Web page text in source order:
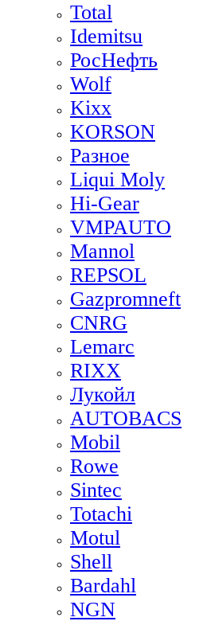
Total
Idemitsu
РосНефть
Wolf
Kixx
KORSON
Разное
Liqui Moly
Hi-Gear
VMPAUTO
Mannol
REPSOL
Gazpromneft
CNRG
Lemarc
RIXX
Лукойл
AUTOBACS
Mobil
Rowe
Sintec
Totachi
Motul
Shell
Bardahl
NGN